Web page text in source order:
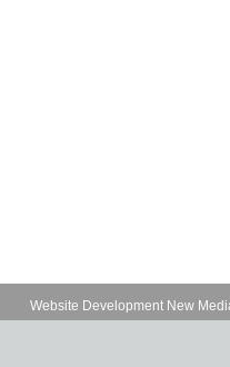
Website Development New